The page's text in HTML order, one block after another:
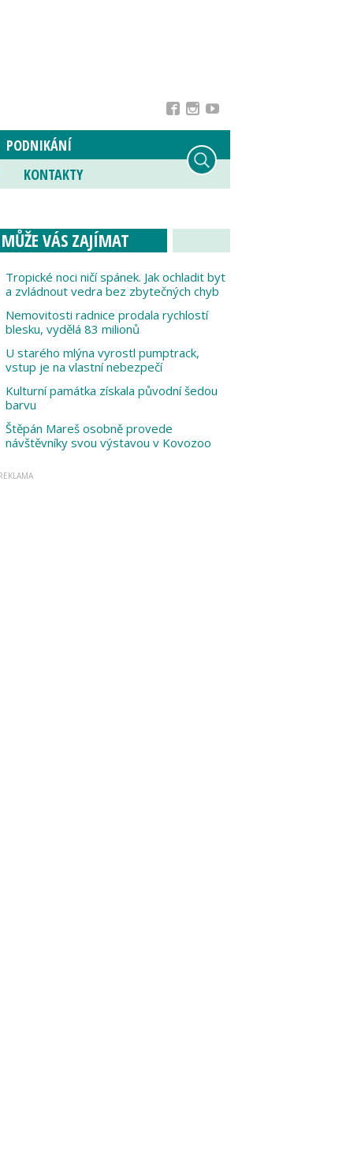
PODNIKÁNÍ
KONTAKTY
MŮŽE VÁS ZAJÍMAT
Tropické noci ničí spánek. Jak ochladit byt
a zvládnout vedra bez zbytečných chyb
Nemovitosti radnice prodala rychlostí
blesku, vydělá 83 milionů
U starého mlýna vyrostl pumptrack,
vstup je na vlastní nebezpečí
Kulturní památka získala původní šedou
barvu
Štěpán Mareš osobně provede
návštěvníky svou výstavou v Kovozoo